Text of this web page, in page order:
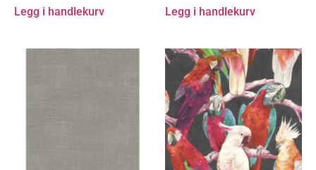
Legg i handlekurv Legg i handlekurv